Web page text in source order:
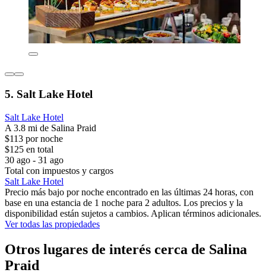
5. Salt Lake Hotel
Salt Lake Hotel
A 3.8 mi de Salina Praid
$113 por noche
$125 en total
30 ago - 31 ago
Total con impuestos y cargos
Salt Lake Hotel
Precio más bajo por noche encontrado en las últimas 24 horas, con
base en una estancia de 1 noche para 2 adultos. Los precios y la
disponibilidad están sujetos a cambios. Aplican términos adicionales.
Ver todas las propiedades
Otros lugares de interés cerca de Salina
Praid